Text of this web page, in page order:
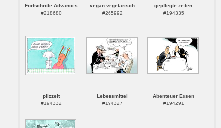
Fortschritte Advances
#218680
vegan vegetarisch
#265992
gepflegte zeiten
#194335
pilzzeit
#194332
Lebensmittel
#194327
Abenteuer Essen
#194291